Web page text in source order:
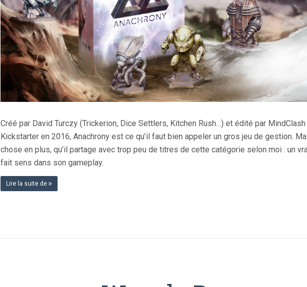
Créé par David Turczy (Trickerion, Dice Settlers, Kitchen Rush…) et édité par
Kickstarter en 2016, Anachrony est ce qu’il faut bien appeler un gros jeu de gestion.
chose en plus, qu’il partage avec trop peu de titres de cette catégorie selon moi : un
fait sens dans son gameplay.
Lire la suite de